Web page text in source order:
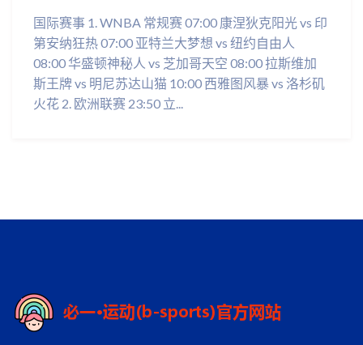
国际赛事 1. WNBA 常规赛 07:00 康涅狄克阳光 vs 印
第安纳狂热 07:00 亚特兰大梦想 vs 纽约自由人
08:00 华盛顿神秘人 vs 芝加哥天空 08:00 拉斯维加
斯王牌 vs 明尼苏达山猫 10:00 西雅图风暴 vs 洛杉矶
火花 2. 欧洲联赛 23:50 立...